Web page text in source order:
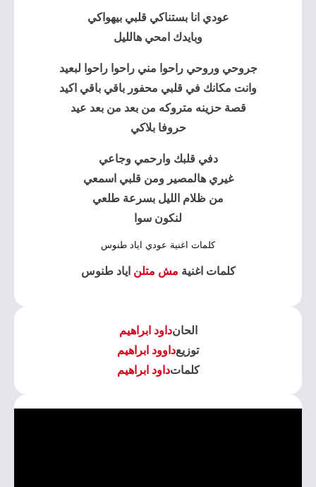
عودي انا بستناكي قلبي بيهواكي
وبايدك امحي هالليل
جروحي وروحي راحوا مني راحوا راحوا لبعيد
وانت مكانك في قلبي محفور باقي باقي اكيد
قصة حزينه متروكه من بعد من بعد عيد
حروفا بلاكي
دفي قلبك وارحمي وجاعي
غيري هالمصير ومن قلبي اسمعي
من ظلام الليل بسرعة طلعي
لنكون سوا
كلمات اغنية عودي اياد طنوس
كلمات اغنية مش متلن اياد طنوس
الحانداود ابراهيم
توزيعداوود ابراهيم
كلماتداود ابراهيم